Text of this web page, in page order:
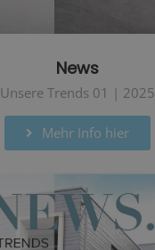
News
Unsere Trends 01 | 2025
Mehr Info hier